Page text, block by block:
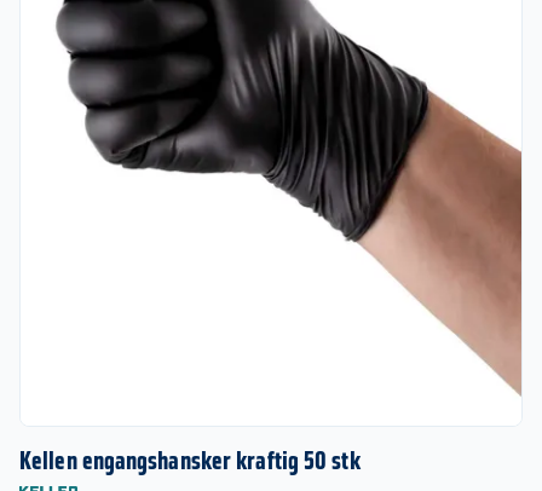
Kellen engangshansker kraftig 50 stk